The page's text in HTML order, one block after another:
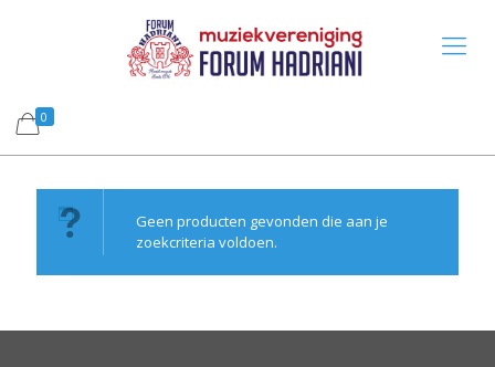
0
Geen producten gevonden die aan je
zoekcriteria voldoen.